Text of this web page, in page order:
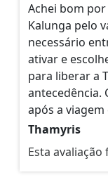
Achei bom
Kalunga pelo
necessário
ativar e
para liberar a
antecedência.
após a
Thamyris
Esta avaliação